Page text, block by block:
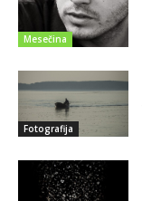
Mesečina
Fotografija